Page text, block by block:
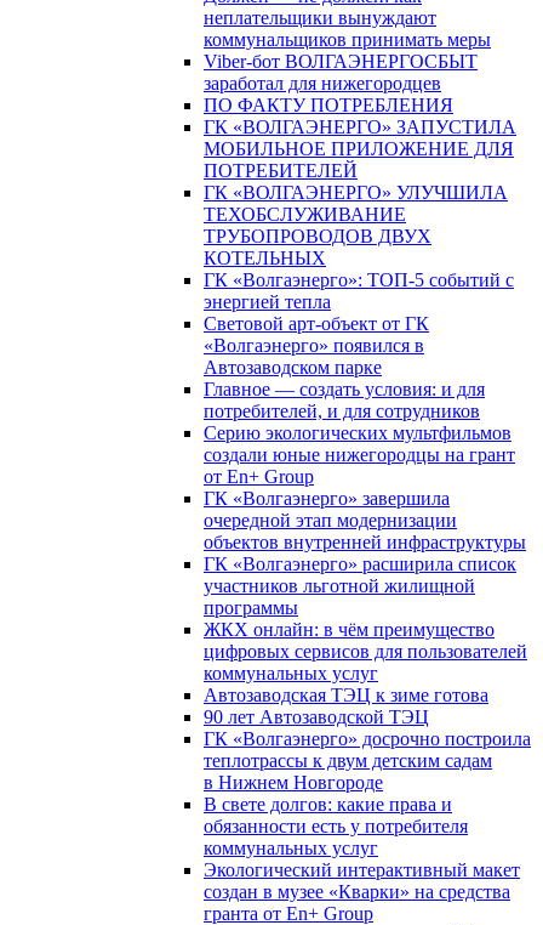
неплательщики вынуждают
коммунальщиков принимать меры
Viber-бот ВОЛГАЭНЕРГОСБЫТ
заработал для нижегородцев
ПО ФАКТУ ПОТРЕБЛЕНИЯ
ГК «ВОЛГАЭНЕРГО» ЗАПУСТИЛА
МОБИЛЬНОЕ ПРИЛОЖЕНИЕ ДЛЯ
ПОТРЕБИТЕЛЕЙ
ГК «ВОЛГАЭНЕРГО» УЛУЧШИЛА
ТЕХОБСЛУЖИВАНИЕ
ТРУБОПРОВОДОВ ДВУХ
КОТЕЛЬНЫХ
ГК «Волгаэнерго»: ТОП-5 событий с
энергией тепла
Световой арт-объект от ГК
«Волгаэнерго» появился в
Автозаводском парке
Главное — создать условия: и для
потребителей, и для сотрудников
Серию экологических мультфильмов
создали юные нижегородцы на грант
от En+ Group
ГК «Волгаэнерго» завершила
очередной этап модернизации
объектов внутренней инфраструктуры
ГК «Волгаэнерго» расширила список
участников льготной жилищной
программы
ЖКХ онлайн: в чём преимущество
цифровых сервисов для пользователей
коммунальных услуг
Автозаводская ТЭЦ к зиме готова
90 лет Автозаводской ТЭЦ
ГК «Волгаэнерго» досрочно построила
теплотрассы к двум детским садам
в Нижнем Новгороде
В свете долгов: какие права и
обязанности есть у потребителя
коммунальных услуг
Экологический интерактивный макет
создан в музее «Кварки» на средства
гранта от En+ Group